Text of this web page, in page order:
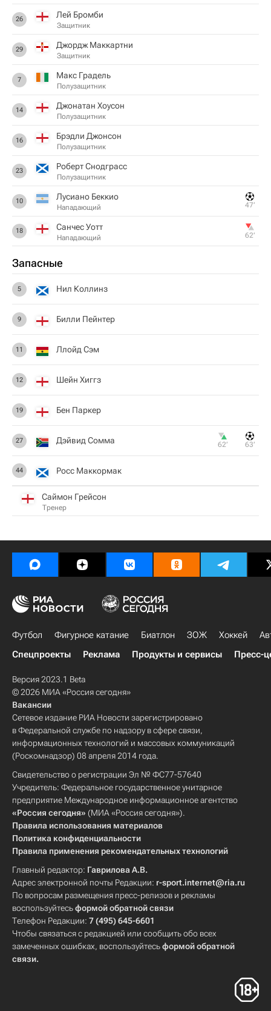
26 Лей Бромби
Защитник
29 Джордж Маккартни
Защитник
7 Макс Градель
Полузащитник
14 Джонатан Хоусон
Полузащитник
16 Брэдли Джонсон
Полузащитник
23 Роберт Снодграсс
Полузащитник
10 Лусиано Беккио
Нападающий 47‎’‎
18 Санчес Уотт
Нападающий 62‎’‎
Запасные
5 Нил Коллинз
9 Билли Пейнтер
11 Ллойд Сэм
12 Шейн Хиггз
19 Бен Паркер
27 Дэйвид Сомма 62‎’‎ 63‎’‎
44 Росс Маккормак
Саймон Грейсон
Тренер
Футбол Фигурное катание Биатлон ЗОЖ Хоккей
Спецпроекты
Реклама Продукты и сервисы Пресс-
Версия 2023.1 Beta
© 2026 МИА «Россия сегодня»
Вакансии
Сетевое издание РИА Новости зарегистрировано
в Федеральной службе по надзору в сфере связи,
информационных технологий и массовых коммуникаций
(Роскомнадзор) 08 апреля 2014 года.
Свидетельство о регистрации Эл № ФС77-57640
Учредитель: Федеральное государственное унитарное
предприятие Международное информационное агентство
«Россия сегодня» (МИА «Россия сегодня»).
Правила использования материалов
Политика конфиденциальности
Правила применения рекомендательных технологий
Главный редактор: Гаврилова А.В.
Адрес электронной почты Редакции: r-sport.internet@ria.ru
По вопросам размещения пресс-релизов и рекламы
воспользуйтесьформой обратной связи
Телефон Редакции: 7 (495) 645-6601
Чтобы связаться с редакцией или сообщить обо всех
замеченных ошибках, воспользуйтесьформой обратной
связи.